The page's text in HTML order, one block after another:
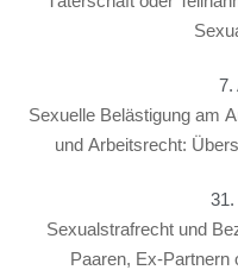
7.
Sexuelle Belästigung am
und Arbeitsrecht:
Sexualstrafrecht und
Paaren, Ex-Partnern